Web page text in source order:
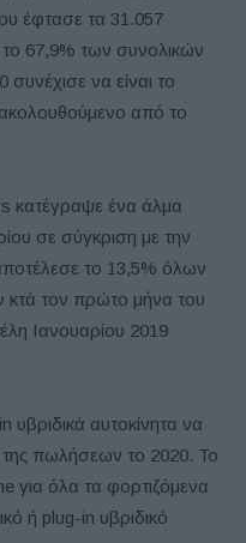
έφτασε τα 31.057
67,9% των συνολικών
να είναι το
ακολουθούμενο από το
κατέγραψε ένα άλμα
σε σύγκριση με την
το 13,5% όλων
κτά τον πρώτο μήνα του
Ιανουαρίου 2019
υβριδικά αυτοκίνητα να
πωλήσεων το 2020. Το
για όλα τα φορτιζόμενα
ή plug-in υβριδικό